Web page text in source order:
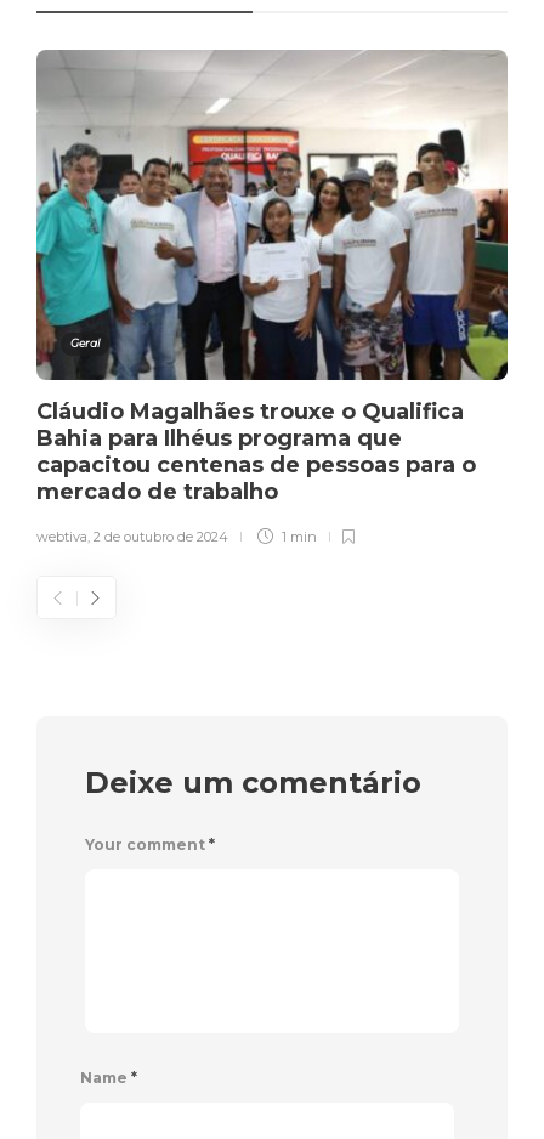
Geral
Cláudio Magalhães trouxe o Qualifica
Bahia para Ilhéus programa que
capacitou centenas de pessoas para o
mercado de trabalho
webtiva, 2 de outubro de 2024 1 min
Deixe um comentário
Your comment *
Name *